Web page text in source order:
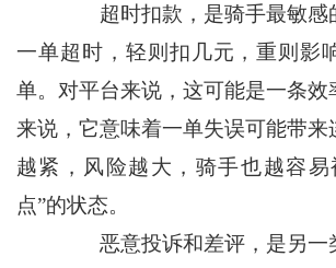
超时扣款，是骑手最敏感的
一单超时，轻则扣几元，重则影
单。对平台来说，这可能是一条效
来说，它意味着一单失误可能带来
越紧，风险越大，骑手也越容易
点”的状态。
恶意投诉和差评，是另一类